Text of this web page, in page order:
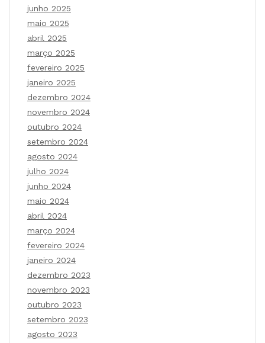
junho 2025
maio 2025
abril 2025
março 2025
fevereiro 2025
janeiro 2025
dezembro 2024
novembro 2024
outubro 2024
setembro 2024
agosto 2024
julho 2024
junho 2024
maio 2024
abril 2024
março 2024
fevereiro 2024
janeiro 2024
dezembro 2023
novembro 2023
outubro 2023
setembro 2023
agosto 2023